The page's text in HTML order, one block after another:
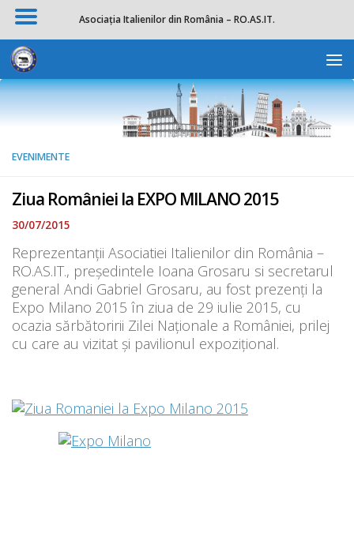
Skip to content
EVENIMENTE
Ziua României la EXPO MILANO 2015
30/07/2015
Reprezentanții Asociatiei Italienilor din România –
RO.AS.IT., președintele Ioana Grosaru si secretarul
general Andi Gabriel Grosaru, au fost prezenți la
Expo Milano 2015 în ziua de 29 iulie 2015, cu
ocazia sărbătoririi Zilei Naționale a României, prilej
cu care au vizitat și pavilionul expozițional.
Asociația Italienilor din România – RO.AS.IT.